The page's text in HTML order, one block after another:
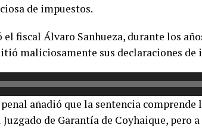
de impuestos.
el fiscal Álvaro Sanhueza, durante los
maliciosamente sus declaraciones de
añadió que la sentencia
de Garantía de Coyhaique, pero